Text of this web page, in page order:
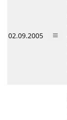
02.09.2005